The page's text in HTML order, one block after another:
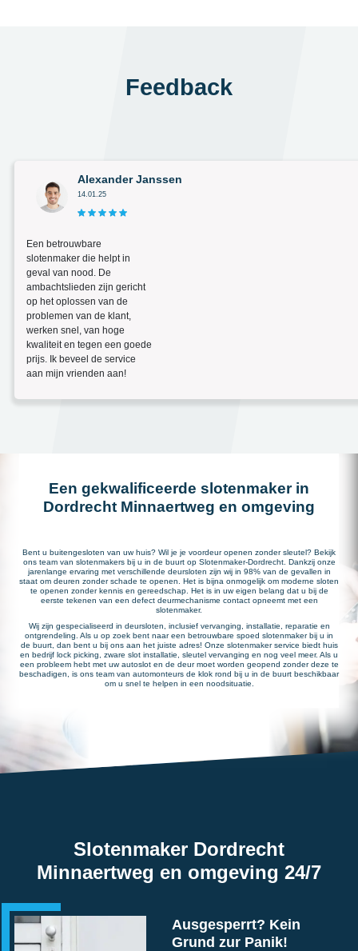
Feedback
Alexander Janssen
14.01.25
Een betrouwbare
slotenmaker die helpt in
geval van nood. De
ambachtslieden zijn gericht
op het oplossen van de
problemen van de klant,
werken snel, van hoge
kwaliteit en tegen een goede
prijs. Ik beveel de service
aan mijn vrienden aan!
Een gekwalificeerde slotenmaker in
Dordrecht Minnaertweg en omgeving
Bent u buitengesloten van uw huis? Wil je je voordeur openen zonder sleutel? Bekijk
ons team van slotenmakers bij u in de buurt op Slotenmaker-Dordrecht. Dankzij onze
jarenlange ervaring met verschillende deursloten zijn wij in 98% van de gevallen in
staat om deuren zonder schade te openen. Het is bijna onmogelijk om moderne sloten
te openen zonder kennis en gereedschap. Het is in uw eigen belang dat u bij de
eerste tekenen van een defect deurmechanisme contact opneemt met een
slotenmaker.
Wij zijn gespecialiseerd in deursloten, inclusief vervanging, installatie, reparatie en
ontgrendeling. Als u op zoek bent naar een betrouwbare spoed slotenmaker bij u in
de buurt, dan bent u bij ons aan het juiste adres! Onze slotenmaker service biedt huis
en bedrijf lock picking, zware slot installatie, sleutel vervanging en nog veel meer. Als u
een probleem hebt met uw autoslot en de deur moet worden geopend zonder deze te
beschadigen, is ons team van automonteurs de klok rond bij u in de buurt beschikbaar
om u snel te helpen in een noodsituatie.
Slotenmaker Dordrecht
Minnaertweg en omgeving 24/7
Ausgesperrt? Kein
Grund zur Panik!